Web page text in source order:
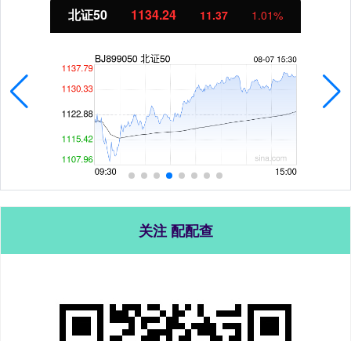
北证50 1134.24 11.37 1.01%
关注 配配查